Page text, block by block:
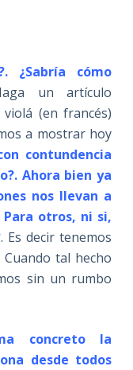
¿Sabría cómo
un artículo
(en francés)
a mostrar hoy
contundencia
Ahora bien ya
nos llevan a
Para otros, ni si,
. Es decir tenemos
tal hecho
sin un rumbo
concreto la
desde todos